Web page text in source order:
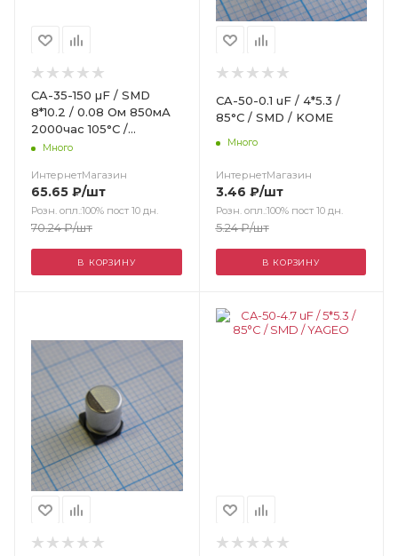
CA-35-150 µF / SMD
8*10.2 / 0.08 Ом 850мА
2000час 105°С /
автомобильного
Много
ИнтернетМагазин
65.65 ₽/шт
Розн. опл.:100% пост 10 дн.
70.24₽/шт
В КОРЗИНУ
CA-50-0.1 uF / 4*5.3 /
85°C / SMD / KOME
Много
ИнтернетМагазин
3.46 ₽/шт
Розн. опл.:100% пост 10 дн.
5.24₽/шт
В КОРЗИНУ